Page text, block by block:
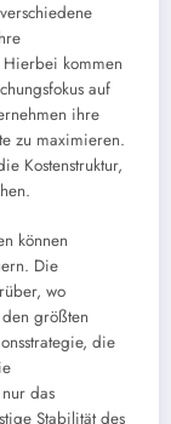
Hierbei kommen
auf
ihre
zu maximieren.
Kostenstruktur,
können
Die
wo
größten
die
das
Stabilität des